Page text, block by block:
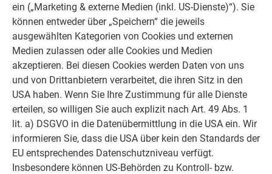
ein („Marketing & externe Medien (inkl. US-Dienste)“). Sie
können entweder über „Speichern“ die jeweils
ausgewählten Kategorien von Cookies und externen
Medien zulassen oder alle Cookies und Medien
akzeptieren. Bei diesen Cookies werden Daten von uns
und von Drittanbietern verarbeitet, die ihren Sitz in den
USA haben. Wenn Sie Ihre Zustimmung für alle Dienste
erteilen, so willigen Sie auch explizit nach Art. 49 Abs. 1
lit. a) DSGVO in die Datenübermittlung in die USA ein. Wir
informieren Sie, dass die USA über kein den Standards der
EU entsprechendes Datenschutzniveau verfügt.
Insbesondere können US-Behörden zu Kontroll- bzw.
PRESSETEXT ZUM OBJEKT
DOCX Pressetext Einfamilienhaus Bad Soden (DOCX)
867 kb
PDF Pressetext Einfamilienhaus Bad Soden (PDF)
697 kb